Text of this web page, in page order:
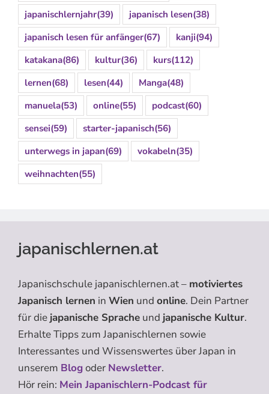
japanischlernjahr(39) japanisch lesen(38)
japanisch lesen für anfänger(67) kanji(94)
katakana(86) kultur(36) kurs(112)
lernen(68) lesen(44) Manga(48)
manuela(53) online(55) podcast(60)
sensei(59) starter-japanisch(56)
unterwegs in japan(69) vokabeln(35)
weihnachten(55)
japanischlernen.at
Japanischschule japanischlernen.at – motiviertes
Japanisch lernen in Wien und online. Dein Partner
für die japanische Sprache und japanische Kultur.
Erhalte Tipps zum Japanischlernen sowie
Interessantes und Wissenswertes über Japan in
unserem Blogoder Newsletter.
Hör rein: Mein Japanischlern-Podcast für